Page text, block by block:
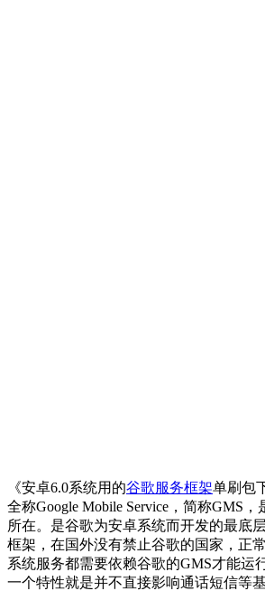
《安卓6.0系统用的谷歌服务框架单刷包
全称Google Mobile Service，简称GMS
所在。是谷歌为安卓系统而开发的最底
框架，在国外没有禁止谷歌的国家，正
系统服务都需要依赖谷歌的GMS才能运
一个特性就是并不直接影响通话短信等基